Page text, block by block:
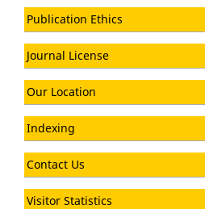
Publication Ethics
Journal License
Our Location
Indexing
Contact Us
Visitor Statistics